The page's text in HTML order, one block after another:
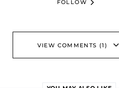
FOLLOW
VIEW COMMENTS (1)